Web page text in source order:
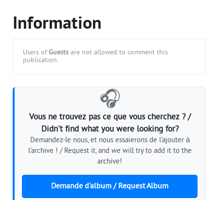
Information
Users of Guests are not allowed to comment this
publication.
🎧
Vous ne trouvez pas ce que vous cherchez ? /
Didn't find what you were looking for?
Demandez-le nous, et nous essaierons de l'ajouter à
l'archive ! / Request it, and we will try to add it to the
archive!
Demande d'album / Request Album